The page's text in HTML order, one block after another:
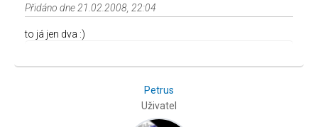
Přidáno dne 21.02.2008, 22:04
to já jen dva :)
Petrus
Uživatel